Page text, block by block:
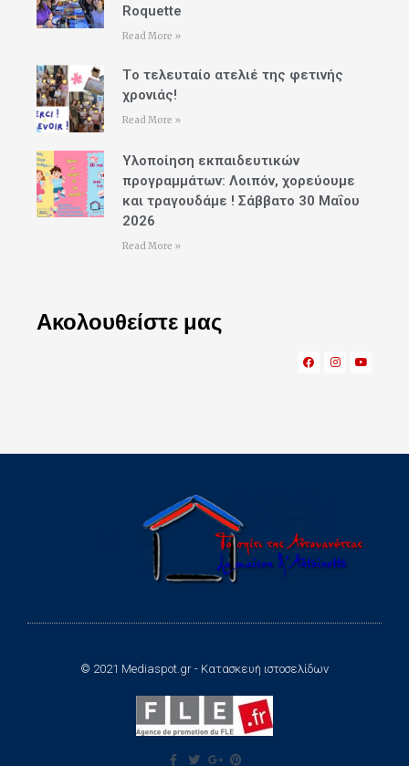
Roquette
Read More »
Tο τελευταίο ατελιέ της φετινής
χρονιάς!
Read More »
Υλοποίηση εκπαιδευτικών
προγραμμάτων: Λοιπόν, χορεύουμε
και τραγουδάμε ! Σάββατο 30 Μαΐου
2026
Read More »
Ακολουθείστε μας
© 2021 Mediaspot.gr - Κατασκευή ιστοσελίδων